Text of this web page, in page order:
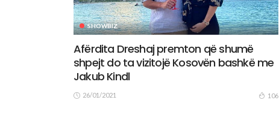
SHOWBIZ
Afërdita Dreshaj premton që shumë
shpejt do ta vizitojë Kosovën bashkë me
Jakub Kindl
26/01/2021 106